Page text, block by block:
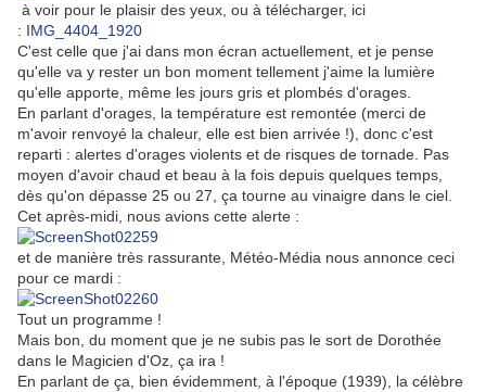
à voir pour le plaisir des yeux, ou à télécharger, ici
: IMG_4404_1920
C'est celle que j'ai dans mon écran actuellement, et je pense
qu'elle va y rester un bon moment tellement j'aime la lumière
qu'elle apporte, même les jours gris et plombés d'orages.
En parlant d'orages, la température est remontée (merci de
m'avoir renvoyé la chaleur, elle est bien arrivée !), donc c'est
reparti : alertes d'orages violents et de risques de tornade. Pas
moyen d'avoir chaud et beau à la fois depuis quelques temps,
dès qu'on dépasse 25 ou 27, ça tourne au vinaigre dans le ciel.
Cet après-midi, nous avions cette alerte :
et de manière très rassurante, Météo-Média nous annonce ceci
pour ce mardi :
Tout un programme !
Mais bon, du moment que je ne subis pas le sort de Dorothée
dans le Magicien d'Oz, ça ira !
En parlant de ça, bien évidemment, à l'époque (1939), la célèbre